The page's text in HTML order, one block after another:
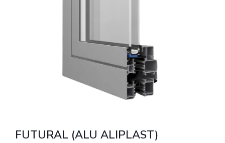
FUTURAL (ALU ALIPLAST)